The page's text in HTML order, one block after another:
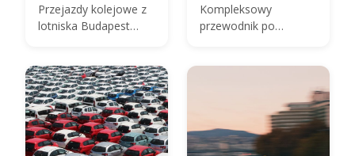
Przejazdy kolejowe z
lotniska Budapest
Kompleksowy
przewodnik po